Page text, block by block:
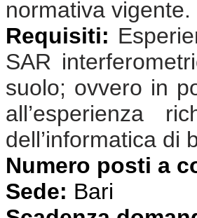
normativa vigente.
Requisiti:
SAR
suolo; ovvero in
all’esperienza
dell’informatica di
Numero posti a
Sede: Bari